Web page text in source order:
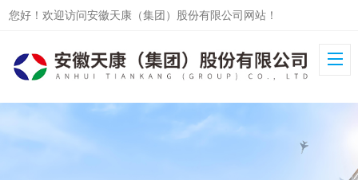
您好！欢迎访问安徽天康（集团）股份有限公司网站！